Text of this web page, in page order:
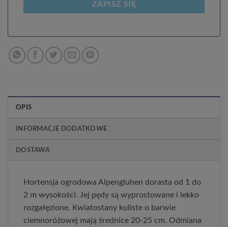
ZAPISZ SIĘ
OPIS
INFORMACJE DODATKOWE
DOSTAWA
Hortensja ogrodowa Alpengluhen dorasta od 1 do
2 m wysokości. Jej pędy są wyprostowane i lekko
rozgałęzione. Kwiatostany kuliste o barwie
ciemnoróżowej mają średnice 20-25 cm. Odmiana